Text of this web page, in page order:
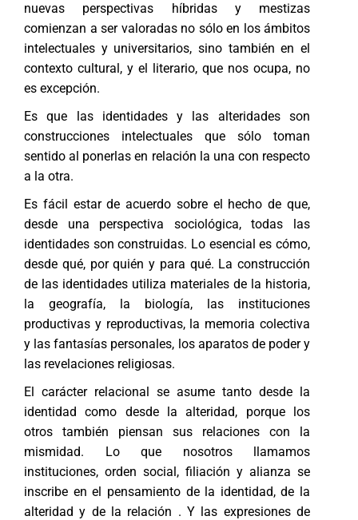
nuevas perspectivas híbridas y mestizas
comienzan a ser valoradas no sólo en los ámbitos
intelectuales y universitarios, sino también en el
contexto cultural, y el literario, que nos ocupa, no
es excepción.
Es que las identidades y las alteridades son
construcciones intelectuales que sólo toman
sentido al ponerlas en relación la una con respecto
a la otra.
Es fácil estar de acuerdo sobre el hecho de que,
desde una perspectiva sociológica, todas las
identidades son construidas. Lo esencial es cómo,
desde qué, por quién y para qué. La construcción
de las identidades utiliza materiales de la historia,
la geografía, la biología, las instituciones
productivas y reproductivas, la memoria colectiva
y las fantasías personales, los aparatos de poder y
las revelaciones religiosas.
El carácter relacional se asume tanto desde la
identidad como desde la alteridad, porque los
otros también piensan sus relaciones con la
mismidad. Lo que nosotros llamamos
instituciones, orden social, filiación y alianza se
inscribe en el pensamiento de la identidad, de la
alteridad y de la relación . Y las expresiones de